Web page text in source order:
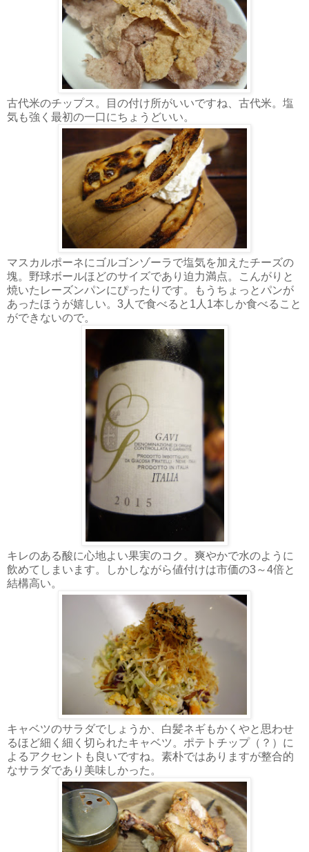
古代米のチップス。目の付け所がいいですね、古代米。塩
気も強く最初の一口にちょうどいい。
マスカルポーネにゴルゴンゾーラで塩気を加えたチーズの
塊。野球ボールほどのサイズであり迫力満点。こんがりと
焼いたレーズンパンにぴったりです。もうちょっとパンが
あったほうが嬉しい。3人で食べると1人1本しか食べること
ができないので。
キレのある酸に心地よい果実のコク。爽やかで水のように
飲めてしまいます。しかしながら値付けは市価の3～4倍と
結構高い。
キャベツのサラダでしょうか、白髪ネギもかくやと思わせ
るほど細く細く切られたキャベツ。ポテトチップ（？）に
よるアクセントも良いですね。素朴ではありますが整合的
なサラダであり美味しかった。